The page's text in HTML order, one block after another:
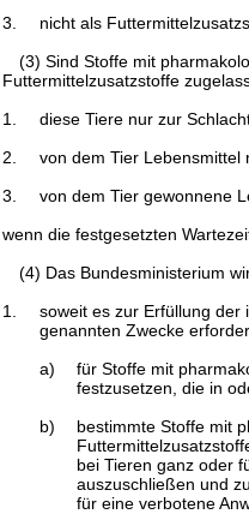
3.
nicht als
(3) Sind Stoffe mit
Futtermittelzusatzstoffe
1.
diese Tiere nur zur
2.
von dem Tier Lebensmittel
3.
von dem Tier gewonnene
wenn die festgesetzten
(4) Das Bundesministerium
1.
soweit es zur Erfüllung der
genannten Zwecke
a)
für Stoffe mit
festzusetzen, die in
b)
bestimmte Stoffe mit
bei Tieren ganz oder
auszuschließen und
für eine verbotene